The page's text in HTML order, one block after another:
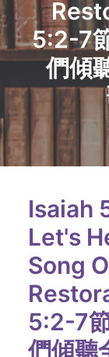
5:2-7
們傾
Isaiah
Let's
Song
5:2-7
們傾聽